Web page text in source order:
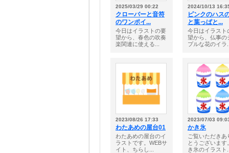
2025/03/29 00:22
クローバーと音符
のワンポイ...
今日はイラストの要
望から、春色の吹奏
楽関連に使える...
2024/10/13
ピンクのハス
と葉っぱと...
今日はイラスト
望から、仏事の
プルな花のイラ
2023/08/26 17:33
わたあめの屋台01
わたあめの屋台のイ
ラストです。WEBサ
イト、ちらし...
2023/07/03
かき氷
ご覧いただきあ
とうございます
き氷のイラスト